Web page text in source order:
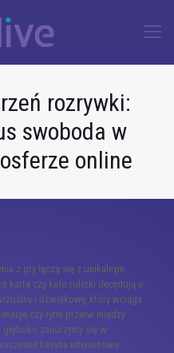
rozrywki:
swoboda w
online
z gry łączą się z unikalnym
karta czy koło ruletki decydują o
i dźwiękowy, który wciąga
czy rytm przerw między
zanurzymy się w
kasyna internetowe